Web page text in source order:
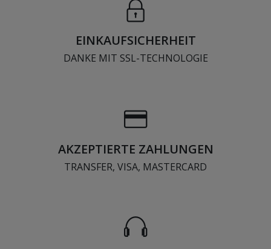
EINKAUFSICHERHEIT
DANKE MIT SSL-TECHNOLOGIE
AKZEPTIERTE ZAHLUNGEN
TRANSFER, VISA, MASTERCARD